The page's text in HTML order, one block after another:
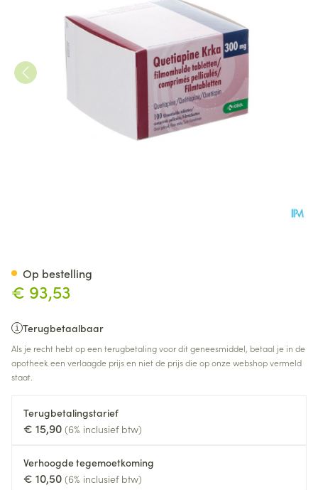
€ 93,53
Terugbetaalbaar
Als je recht hebt op een terugbetaling voor dit geneesmiddel, betaal je in de
apotheek een verlaagde prijs en niet de prijs die op onze webshop vermeld
staat.
Terugbetalingstarief
€ 15,90 (6% inclusief btw)
Verhoogde tegemoetkoming
€ 10,50 (6% inclusief btw)
Op bestelling